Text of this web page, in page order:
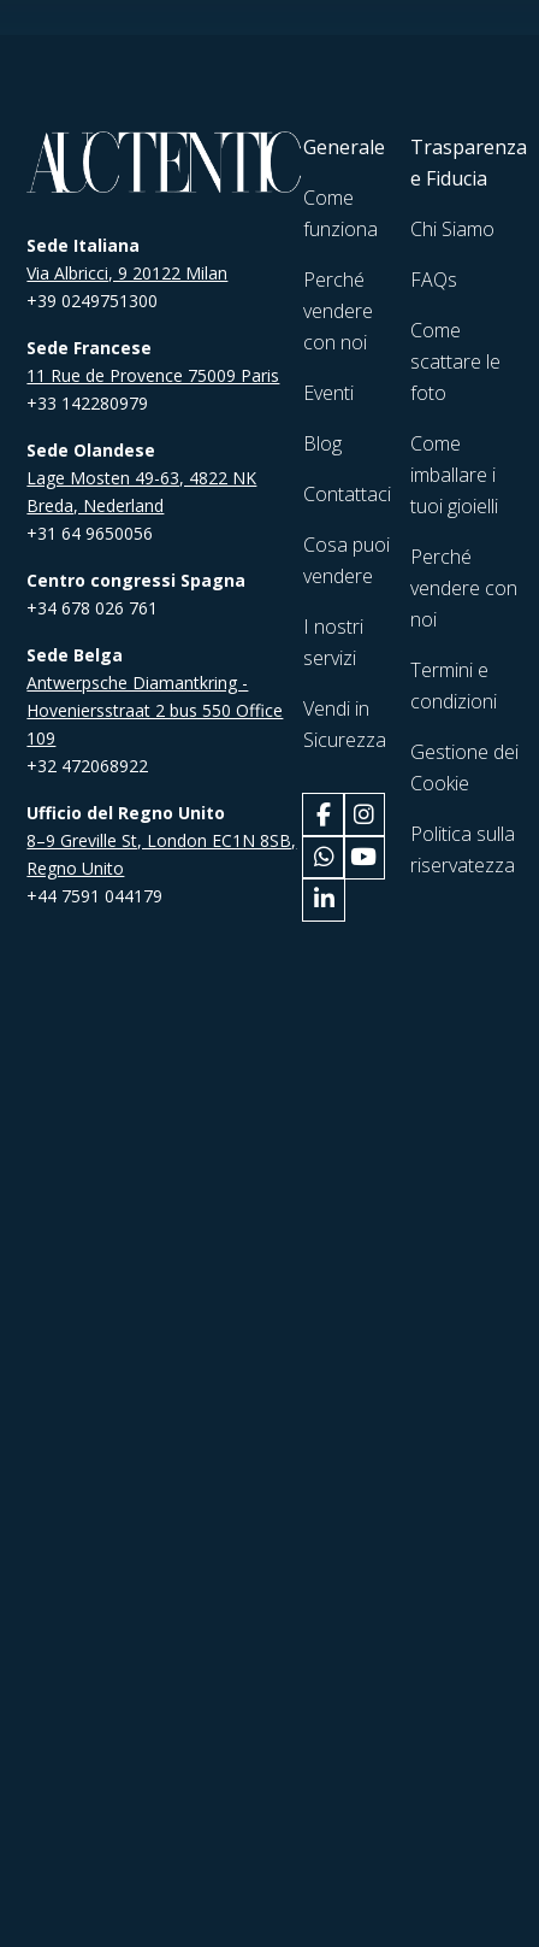
Sede Italiana
Via Albricci, 9 20122 Milan
+39 0249751300
Sede Francese
11 Rue de Provence 75009 Paris
+33 142280979
Sede Olandese
Lage Mosten 49-63, 4822 NK
Breda, Nederland
+31 64 9650056
Centro congressi Spagna
+34 678 026 761
Sede Belga
Antwerpsche Diamantkring -
Hoveniersstraat 2 bus 550 Office
109
+32 472068922
Ufficio del Regno Unito
8–9 Greville St, London EC1N 8SB,
Regno Unito
+44 7591 044179
Generale
Come
funziona
Perché
vendere
con noi
Eventi
Blog
Contattaci
Cosa puoi
vendere
I nostri
servizi
Vendi in
Sicurezza
Trasparenza
e Fiducia
Chi Siamo
FAQs
Come
scattare le
foto
Come
imballare i
tuoi gioielli
Perché
vendere con
noi
Termini e
condizioni
Gestione dei
Cookie
Politica sulla
riservatezza